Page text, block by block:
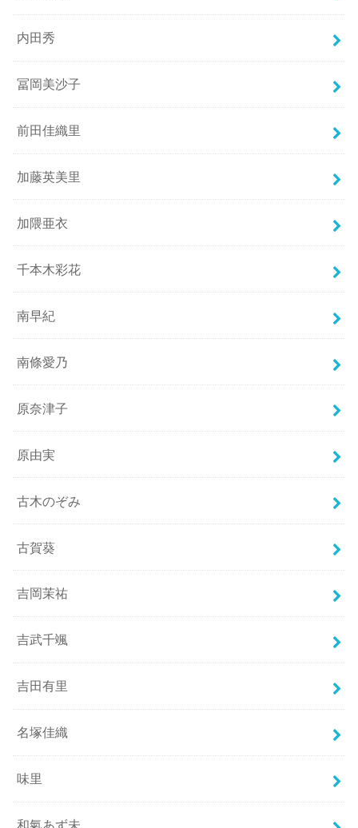
内田秀
冨岡美沙子
前田佳織里
加藤英美里
加隈亜衣
千本木彩花
南早紀
南條愛乃
原奈津子
原由実
古木のぞみ
古賀葵
吉岡茉祐
吉武千颯
吉田有里
名塚佳織
味里
和氣あず未